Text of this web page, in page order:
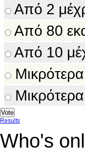
Από 2
Από 80
Από 10
Results
Who's